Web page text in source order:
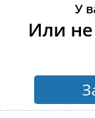
У
Или